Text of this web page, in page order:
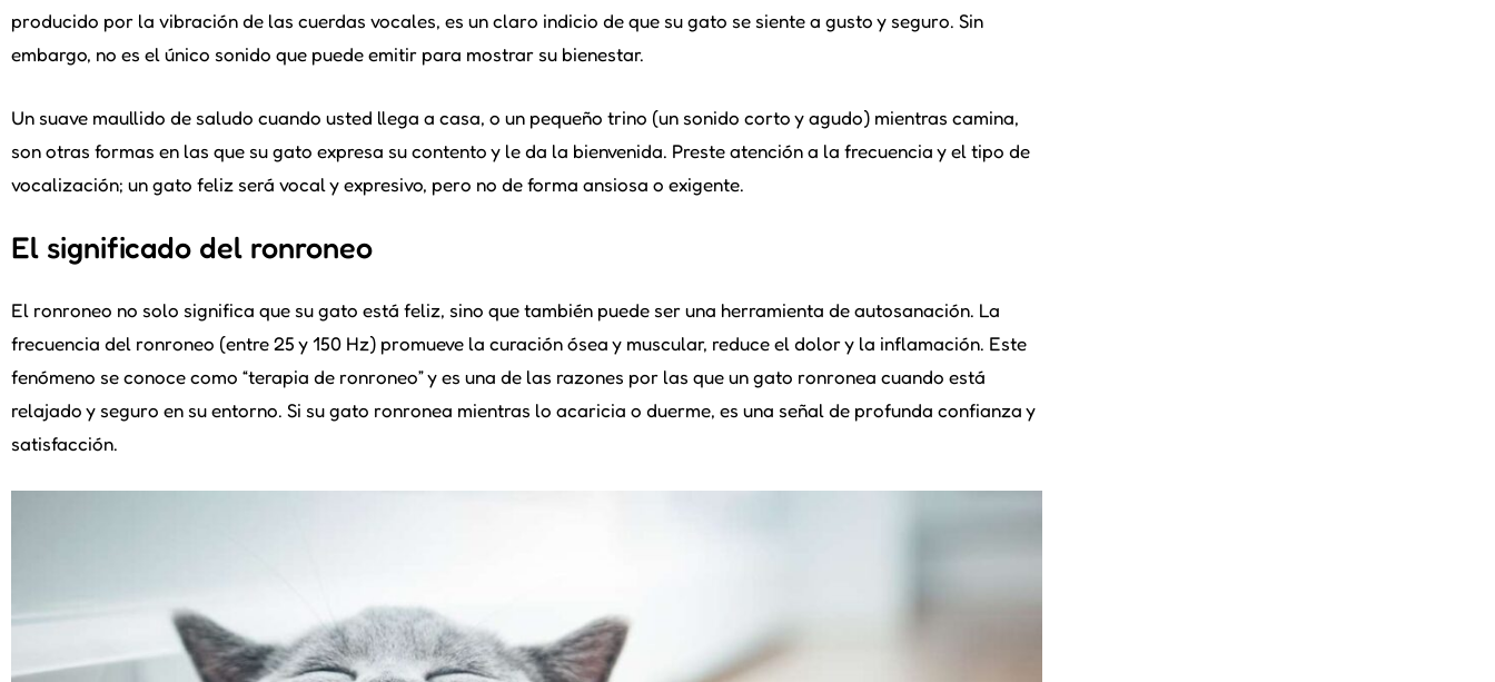
producido por la vibración de las cuerdas vocales, es un claro indicio de que su gato se siente a gusto y seguro. Sin
embargo, no es el único sonido que puede emitir para mostrar su bienestar.
Un suave maullido de saludo cuando usted llega a casa, o un pequeño trino (un sonido corto y agudo) mientras camina,
son otras formas en las que su gato expresa su contento y le da la bienvenida. Preste atención a la frecuencia y el tipo de
vocalización; un gato feliz será vocal y expresivo, pero no de forma ansiosa o exigente.
El significado del ronroneo
El ronroneo no solo significa que su gato está feliz, sino que también puede ser una herramienta de autosanación. La
frecuencia del ronroneo (entre 25 y 150 Hz) promueve la curación ósea y muscular, reduce el dolor y la inflamación. Este
fenómeno se conoce como “terapia de ronroneo” y es una de las razones por las que un gato ronronea cuando está
relajado y seguro en su entorno. Si su gato ronronea mientras lo acaricia o duerme, es una señal de profunda confianza y
satisfacción.